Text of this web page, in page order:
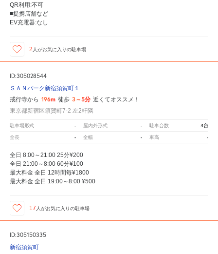
QR利用:不可
■提携店舗など
EV充電器:なし
2 人がお気に入りの駐車場
ID:305028544
ＳＡＮパーク新宿須賀町１
戒行寺から 196m 徒歩 3～5分 近くてオススメ！
東京都新宿区須賀町7-2 左2軒隣
駐車場形式 - 屋内外形式 - 駐車台数 4台
全長 - 全幅 - 車高 -
全日 8:00～21:00 25分¥200
全日 21:00～8:00 60分¥100
最大料金 全日 12時間毎¥1800
最大料金 全日 19:00～8:00 ¥500
17 人がお気に入りの駐車場
ID:305150335
新宿須賀町